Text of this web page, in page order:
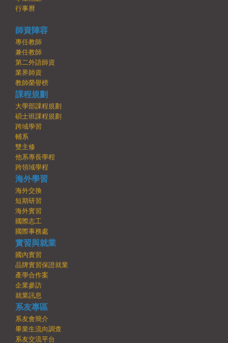
行事曆
師資陣容
專任教師
兼任教師
第二外語師資
業界師資
教師榮譽榜
課程規劃
大學部課程規劃
碩士班課程規劃
跨域學習
輔系
雙主修
他系專長學程
跨領域學程
海外學習
海外交換
短期研習
海外實習
國際志工
國際事務處
實習與就業
國內實習
品牌實習保證就業
產學合作案
企業參訪
就業訊息
系友專區
系友會簡介
畢業生流向調查
系友交流平台